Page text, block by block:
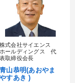
経営者
新いただけます。
株式会社サイエンス
ホールディングス 代
表取締役会長
青山恭明(あおやま
やすあき )